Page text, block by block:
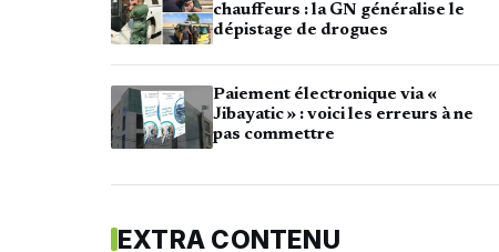
chauffeurs : la GN généralise le
dépistage de drogues
Paiement électronique via «
Jibayatic » : voici les erreurs à ne
pas commettre
EXTRA CONTENU